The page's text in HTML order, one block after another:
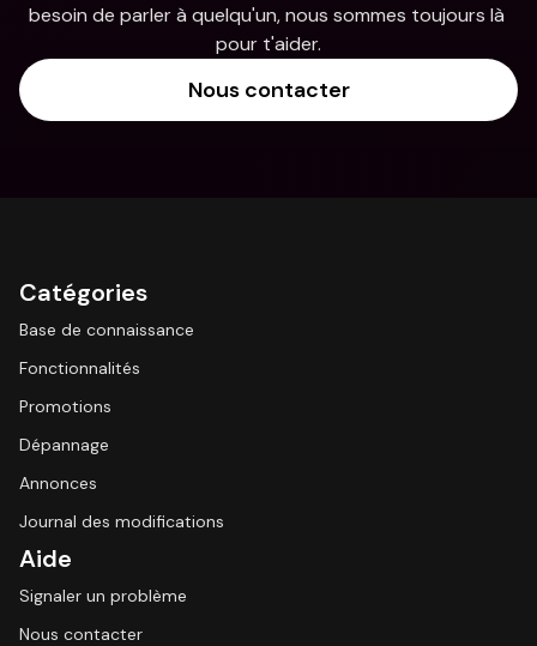
besoin de parler à quelqu'un, nous sommes toujours là
pour t'aider.
Nous contacter
Catégories
Base de connaissance
Fonctionnalités
Promotions
Dépannage
Annonces
Journal des modifications
Aide
Signaler un problème
Nous contacter